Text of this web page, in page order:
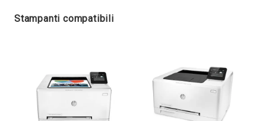
Stampanti compatibili